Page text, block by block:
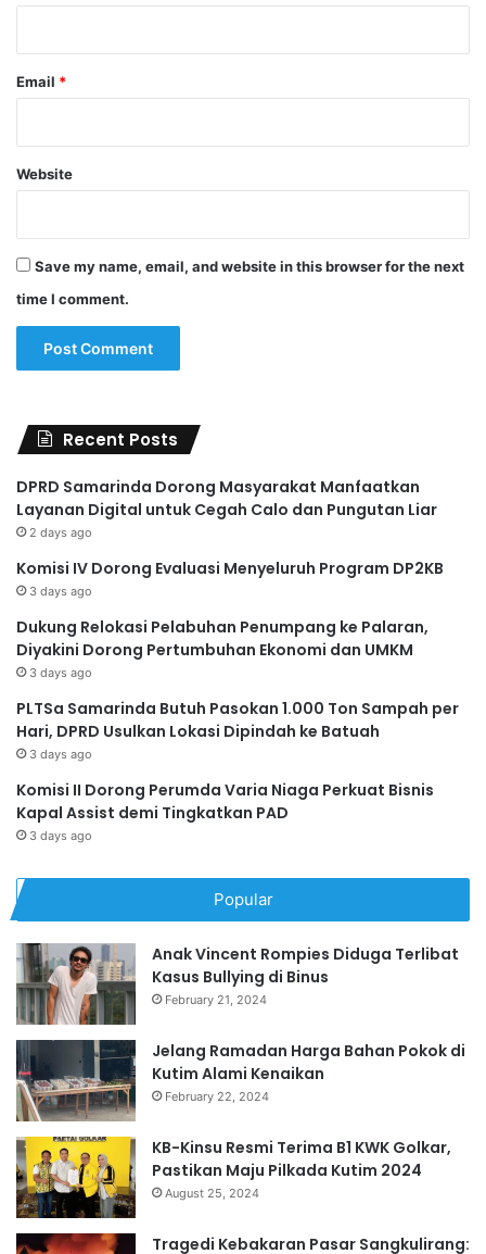
Email *
Website
Save my name, email, and website in this browser for the next
time I comment.
Recent Posts
DPRD Samarinda Dorong Masyarakat Manfaatkan
Layanan Digital untuk Cegah Calo dan Pungutan Liar
2 days ago
Komisi IV Dorong Evaluasi Menyeluruh Program DP2KB
3 days ago
Dukung Relokasi Pelabuhan Penumpang ke Palaran,
Diyakini Dorong Pertumbuhan Ekonomi dan UMKM
3 days ago
PLTSa Samarinda Butuh Pasokan 1.000 Ton Sampah per
Hari, DPRD Usulkan Lokasi Dipindah ke Batuah
3 days ago
Komisi II Dorong Perumda Varia Niaga Perkuat Bisnis
Kapal Assist demi Tingkatkan PAD
3 days ago
Popular
Anak Vincent Rompies Diduga Terlibat
Kasus Bullying di Binus
February 21, 2024
Jelang Ramadan Harga Bahan Pokok di
Kutim Alami Kenaikan
February 22, 2024
KB-Kinsu Resmi Terima B1 KWK Golkar,
Pastikan Maju Pilkada Kutim 2024
August 25, 2024
Tragedi Kebakaran Pasar Sangkulirang: